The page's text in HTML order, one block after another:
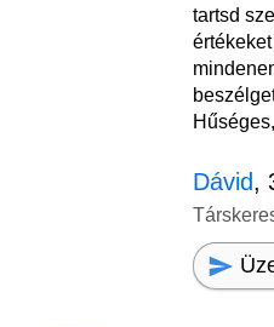
tartsd
Dávid,